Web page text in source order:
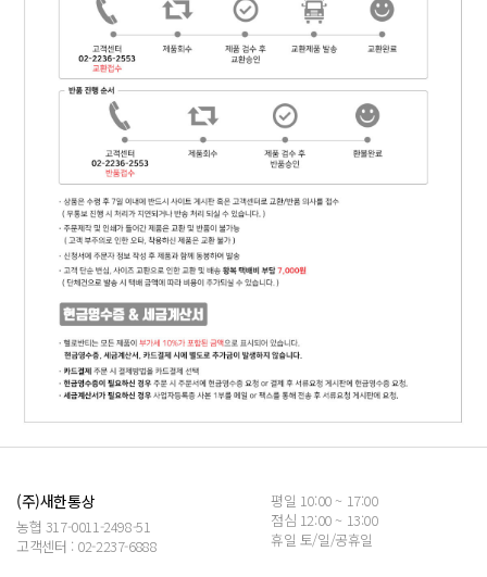
평일 10:00 ~ 17:00
점심 12:00 ~ 13:00
휴일 토/일/공휴일
(주)새한통상
농협 317-0011-2498-51
고객센터 : 02-2237-6888